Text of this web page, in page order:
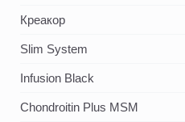
Креакор
Slim System
Infusion Black
Chondroitin Plus MSM